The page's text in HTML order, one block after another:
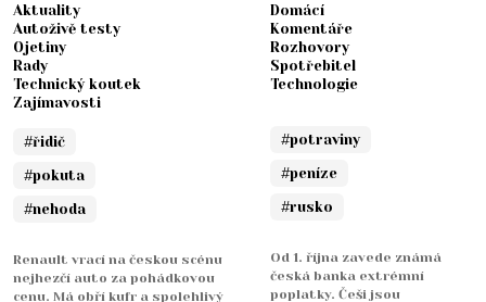
Aktuality
Autoživě testy
Ojetiny
Rady
Technický koutek
Zajímavosti
#řidič
#pokuta
#nehoda
Renault vrací na českou scénu
nejhezčí auto za pohádkovou
cenu. Má obří kufr a spolehlivý
Domácí
Komentáře
Rozhovory
Spotřebitel
Technologie
#potraviny
#peníze
#rusko
Od 1. října zavede známá
česká banka extrémní
poplatky. Češi jsou